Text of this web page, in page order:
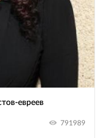
евреев
791989